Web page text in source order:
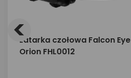
Latarka czołowa Falcon Eye
Orion FHL0012
<